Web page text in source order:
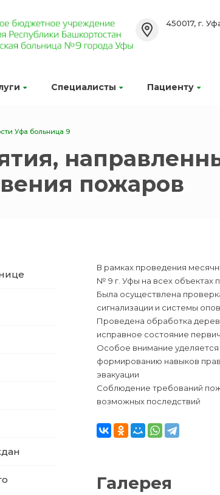
Специалисты Пациенту
450017, г.
Уфа больница 9
пожаров
В рамках проведения
№ 9 г. Уфы на всех объектах
Была осуществлена
сигнализации и системы
Проведена обработка
исправное состояние
Особое внимание
формированию навыков
эвакуации
Соблюдение требований
возможных последствий
Галерея